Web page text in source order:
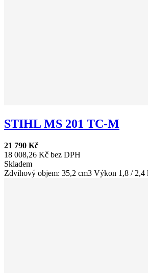
STIHL MS 201 TC-M
21 790 Kč
18 008,26 Kč bez DPH
Skladem
Zdvihový objem: 35,2 cm3 Výkon 1,8 /